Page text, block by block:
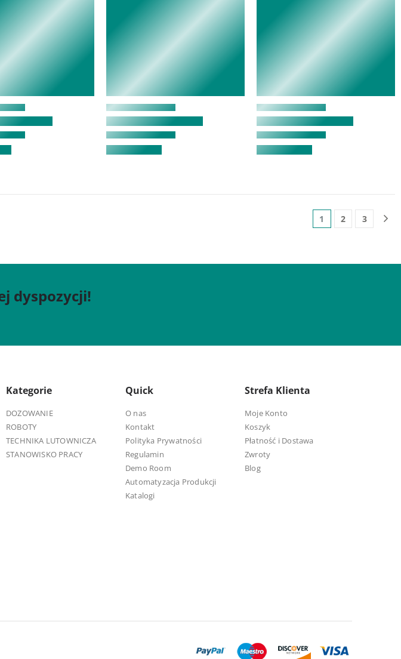
1 2 3
dyspozycji!
Kategorie
DOZOWANIE
ROBOTY
TECHNIKA LUTOWNICZA
STANOWISKO PRACY
Quick
O nas
Kontakt
Polityka Prywatności
Regulamin
Demo Room
Automatyzacja Produkcji
Katalogi
Strefa Klienta
Moje Konto
Koszyk
Płatność i Dostawa
Zwroty
Blog